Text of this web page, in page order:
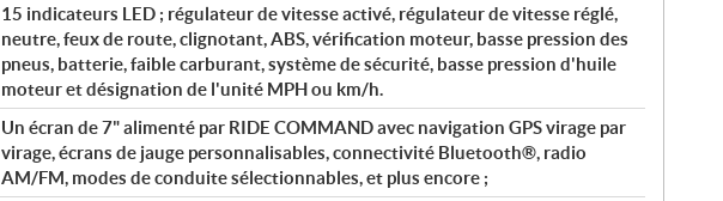
15 indicateurs LED ; régulateur de vitesse activé, régulateur de vitesse réglé,
neutre, feux de route, clignotant, ABS, vérification moteur, basse pression des
pneus, batterie, faible carburant, système de sécurité, basse pression d'huile
moteur et désignation de l'unité MPH ou km/h.
Un écran de 7" alimenté par RIDE COMMAND avec navigation GPS virage par
virage, écrans de jauge personnalisables, connectivité Bluetooth®, radio
AM/FM, modes de conduite sélectionnables, et plus encore ;